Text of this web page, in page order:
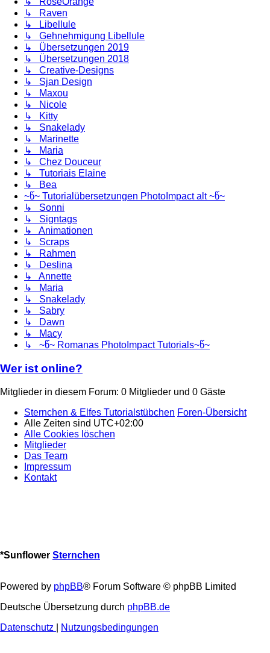
↳ Raven
↳ Libellule
↳ Gehnehmigung Libellule
↳ Übersetzungen 2019
↳ Übersetzungen 2018
↳ Creative-Designs
↳ Sjan Design
↳ Maxou
↳ Nicole
↳ Kitty
↳ Snakelady
↳ Marinette
↳ Maria
↳ Chez Douceur
↳ Tutoriais Elaine
↳ Bea
~წ~ Tutorialübersetzungen PhotoImpact alt ~წ~
↳ Sonni
↳ Signtags
↳ Animationen
↳ Scraps
↳ Rahmen
↳ Deslina
↳ Annette
↳ Maria
↳ Snakelady
↳ Sabry
↳ Dawn
↳ Macy
↳ ~წ~ Romanas PhotoImpact Tutorials~წ~
Wer ist online?
Mitglieder in diesem Forum: 0 Mitglieder und 0 Gäste
Sternchen & Elfes Tutorialstübchen Foren-Übersicht
Alle Zeiten sind UTC+02:00
Alle Cookies löschen
Mitglieder
Das Team
Impressum
Kontakt
*Sunflower Sternchen
Powered by phpBB® Forum Software © phpBB Limited
Deutsche Übersetzung durch phpBB.de
Datenschutz
Nutzungsbedingungen